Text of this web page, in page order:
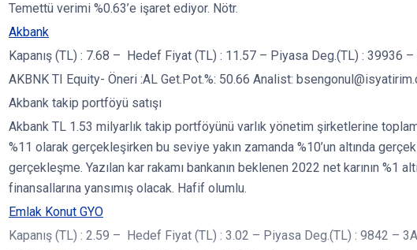
Temettü verimi %0.63’e işaret ediyor. Nötr.
Akbank
Kapanış (TL) : 7.68 – Hedef Fiyat (TL) : 11.57 – Piyasa Deg.(TL) : 39936 –
AKBNK TI Equity- Öneri :AL Get.Pot.%: 50.66 Analist:
Akbank takip portföyü satışı
Akbank TL 1.53 milyarlık takip portföyünü varlık yönetim şirketlerine toplam
%11 olarak gerçekleşirken bu seviye yakın zamanda %10’un altında
gerçekleşme. Yazılan kar rakamı bankanın beklenen 2022 net karının %1
finansallarına yansımış olacak. Hafif olumlu.
Emlak Konut GYO
Kapanış (TL) : 2.59 – Hedef Fiyat (TL) : 3.02 – Piyasa Deg.(TL) : 9842 –